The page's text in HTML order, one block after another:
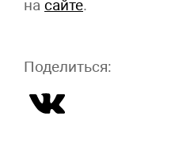
на сайте.
Поделиться: